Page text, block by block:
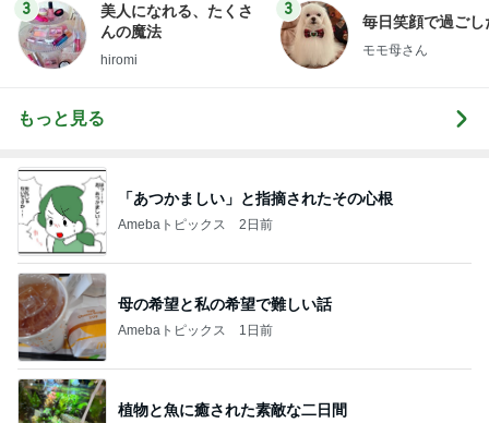
3
美人になれる、たくさ
んの魔法
hiromi
3
毎日笑顔で過ごし
モモ母さん
もっと見る
「あつかましい」と指摘されたその心根
Amebaトピックス 2日前
母の希望と私の希望で難しい話
Amebaトピックス 1日前
植物と魚に癒された素敵な二日間